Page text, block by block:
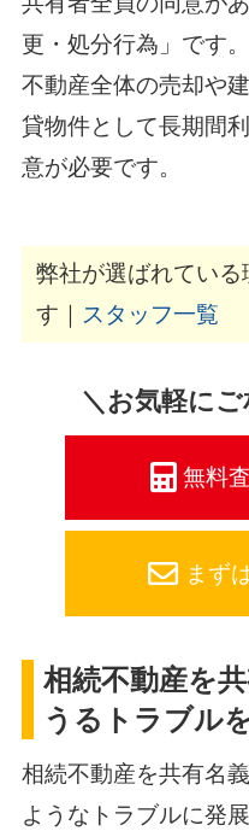
更・処分行為」です。
不動産全体の売却や
貸物件として長期間
意が必要です。
弊社が選ばれている
す｜ スタッフ一覧
＼お気軽に
無料
まず
相続不動産を
うるトラブル
相続不動産を共有名
ようなトラブルに発